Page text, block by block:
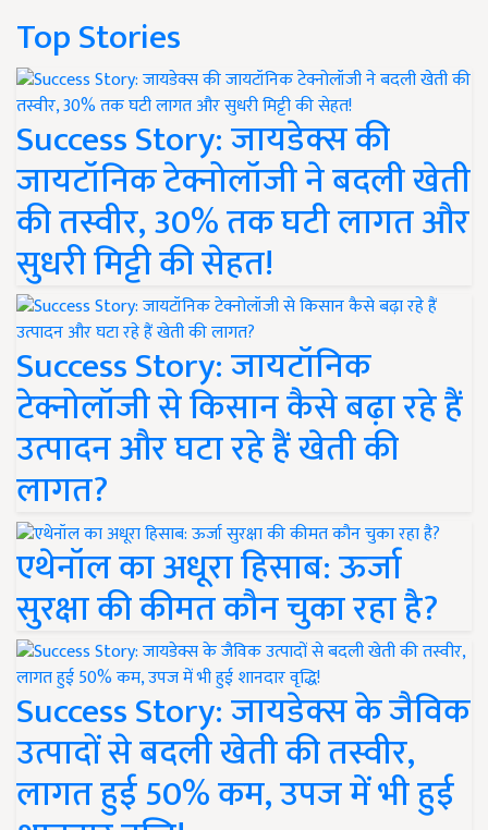
Top Stories
Success Story: जायडेक्स की
जायटॉनिक टेक्नोलॉजी ने बदली खेती
की तस्वीर, 30% तक घटी लागत और
सुधरी मिट्टी की सेहत!
Success Story: जायटॉनिक
टेक्नोलॉजी से किसान कैसे बढ़ा रहे हैं
उत्पादन और घटा रहे हैं खेती की
लागत?
एथेनॉल का अधूरा हिसाब: ऊर्जा
सुरक्षा की कीमत कौन चुका रहा है?
Success Story: जायडेक्स के जैविक
उत्पादों से बदली खेती की तस्वीर,
लागत हुई 50% कम, उपज में भी हुई